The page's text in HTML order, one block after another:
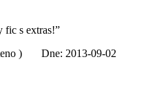
fic s extras!”
) Dne: 2013-09-02